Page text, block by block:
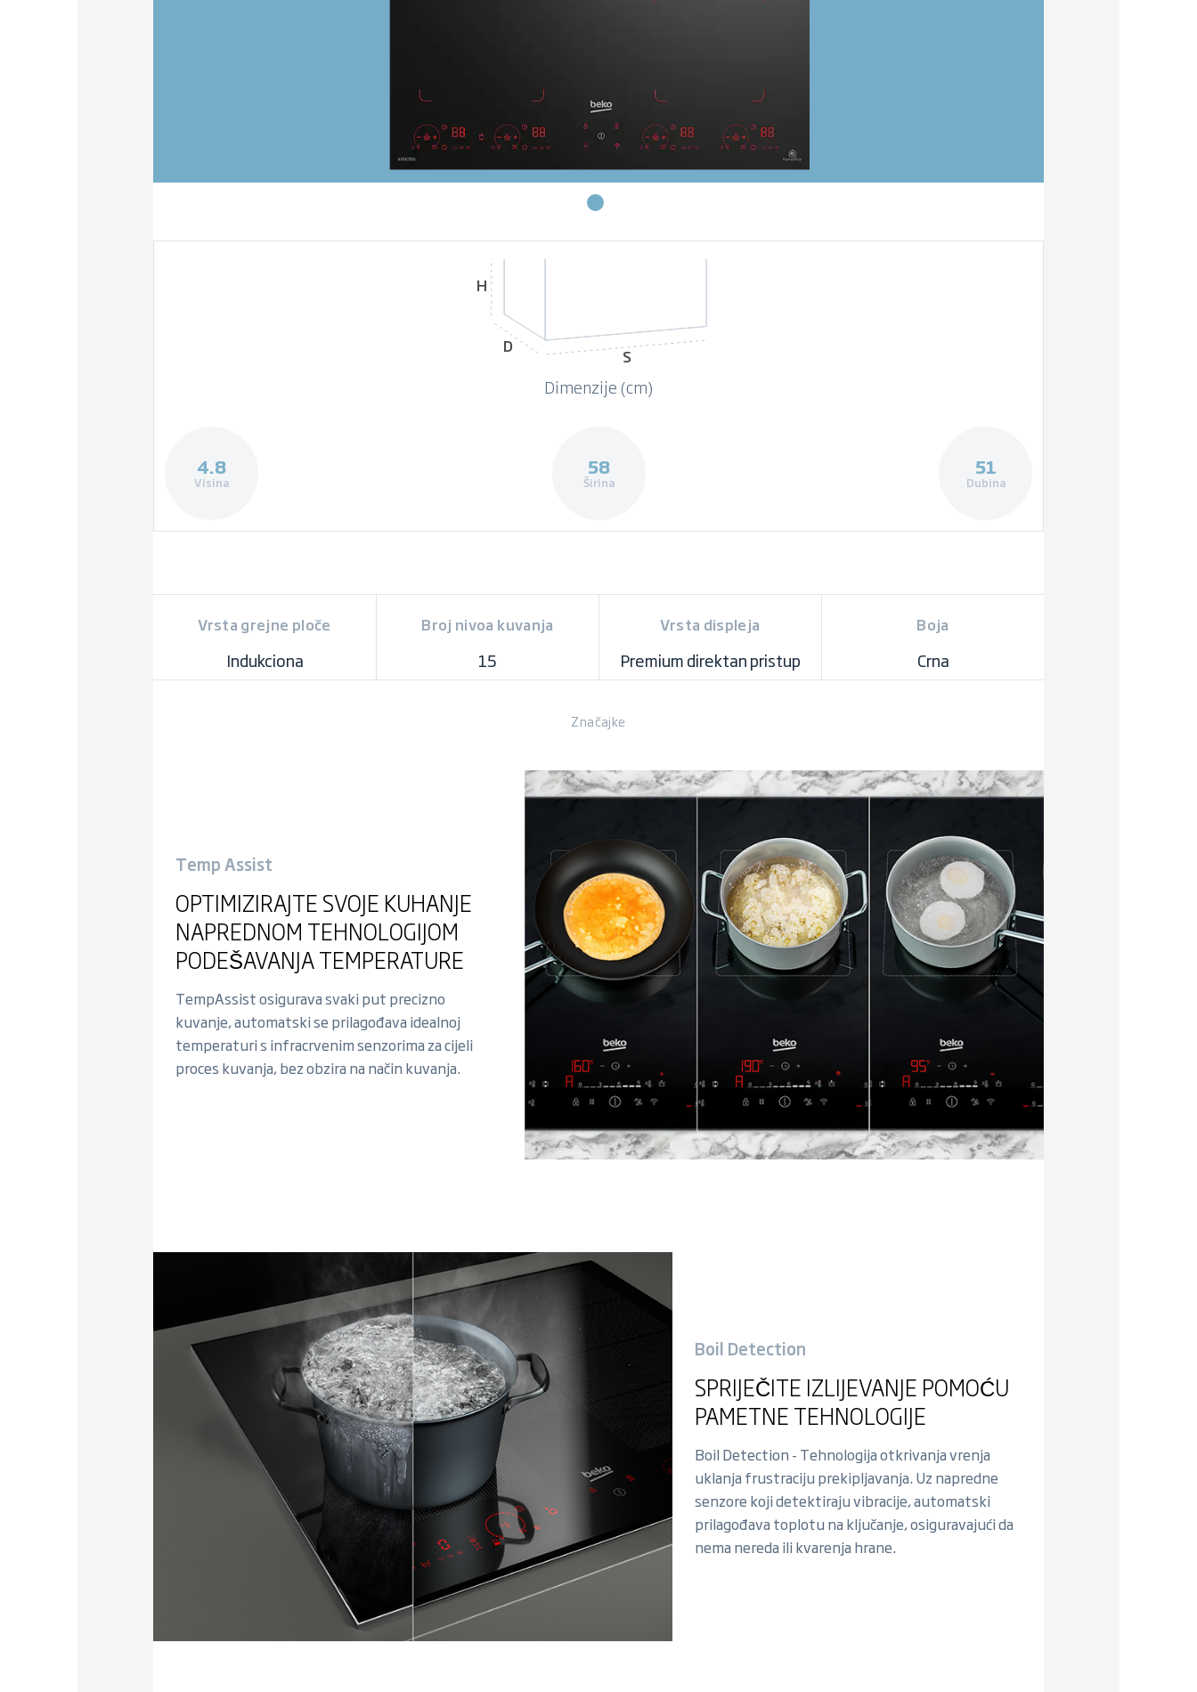
H
D
S
Dimenzije (cm)
4.8
Visina
58
Širina
51
Dubina
Vrsta grejne ploče
Indukciona
Broj nivoa kuvanja
15
Vrsta displeja
Premium direktan pristup
Boja
Crna
Značajke
Temp Assist
OPTIMIZIRAJTE SVOJE KUHANJE
NAPREDNOM TEHNOLOGIJOM
PODEŠAVANJA TEMPERATURE
TempAssist osigurava svaki put precizno
kuvanje, automatski se prilagođava idealnoj
temperaturi s infracrvenim senzorima za cijeli
proces kuvanja, bez obzira na način kuvanja.
Boil Detection
SPRIJEČITE IZLIJEVANJE POMOĆU
PAMETNE TEHNOLOGIJE
Boil Detection - Tehnologija otkrivanja vrenja
uklanja frustraciju prekipljavanja. Uz napredne
senzore koji detektiraju vibracije, automatski
prilagođava toplotu na ključanje, osiguravajući da
nema nereda ili kvarenja hrane.